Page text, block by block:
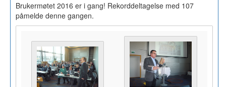
Brukermøtet 2016 er i gang! Rekorddeltagelse med 107
påmelde denne gangen.